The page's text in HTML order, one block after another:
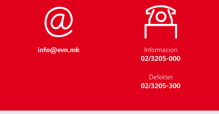
Furnizimet
info@evn.mk
Informacion
02/3205-000
Defektet
02/3205-300